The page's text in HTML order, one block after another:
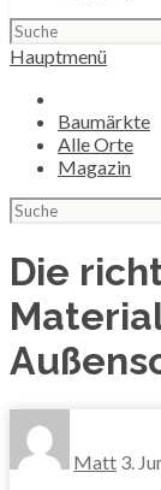
Suchen
nach:
Hauptmenü
Baumärkte
Alle Orte
Magazin
Suchen
nach:
Die
Matt 3.